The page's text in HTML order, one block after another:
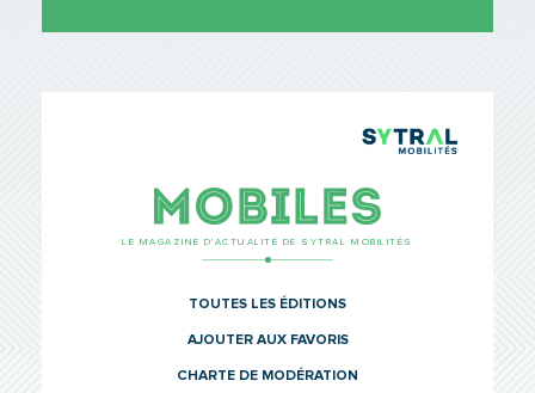
LE MAGAZINE D’ACTUALITÉ DE SYTRAL MOBILITÉS
TOUTES LES ÉDITIONS
AJOUTER AUX FAVORIS
CHARTE DE MODÉRATION